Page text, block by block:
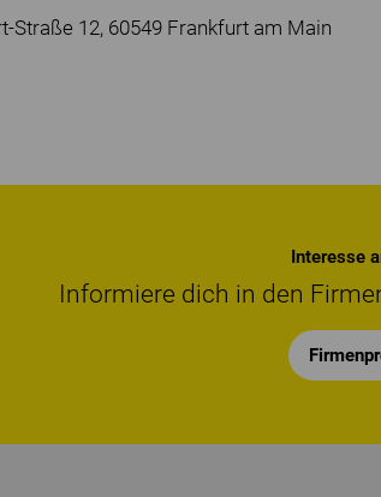
Straße 12, 60549 Frankfurt am Main
Interesse
Informiere dich in den